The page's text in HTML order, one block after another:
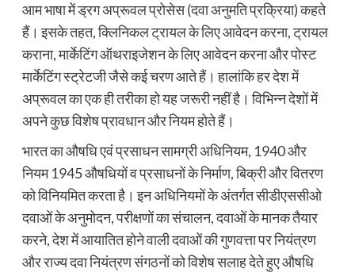
आम भाषा में ड्रग अप्रूवल प्रोसेस (दवा अनुमति प्रक्रिया) कहते
हैं। इसके तहत, क्लिनिकल ट्रायल के लिए आवेदन करना, ट्रायल
कराना, मार्केटिंग ऑथराइजेशन के लिए आवेदन करना और पोस्ट
मार्केटिंग स्ट्रेटजी जैसे कई चरण आते हैं। हालांकि हर देश में
अप्रूवल का एक ही तरीका हो यह जरूरी नहीं है। विभिन्न देशों में
अपने कुछ विशेष प्रावधान और नियम होते हैं।
भारत का औषधि एवं प्रसाधन सामग्री अधिनियम, 1940 और
नियम 1945 औषधियों व प्रसाधनों के निर्माण, बिक्री और वितरण
को विनियमित करता है। इन अधिनियमों के अंतर्गत सीडीएससीओ
दवाओं के अनुमोदन, परीक्षणों का संचालन, दवाओं के मानक तैयार
करने, देश में आयातित होने वाली दवाओं की गुणवत्ता पर नियंत्रण
और राज्य दवा नियंत्रण संगठनों को विशेष सलाह देते हुए औषधि